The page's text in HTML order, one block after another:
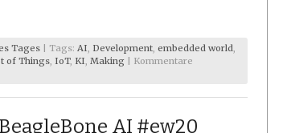
Tages | Tags: AI Development embedded world
of Things IoT, KI Making | Kommentare
AI #ew20